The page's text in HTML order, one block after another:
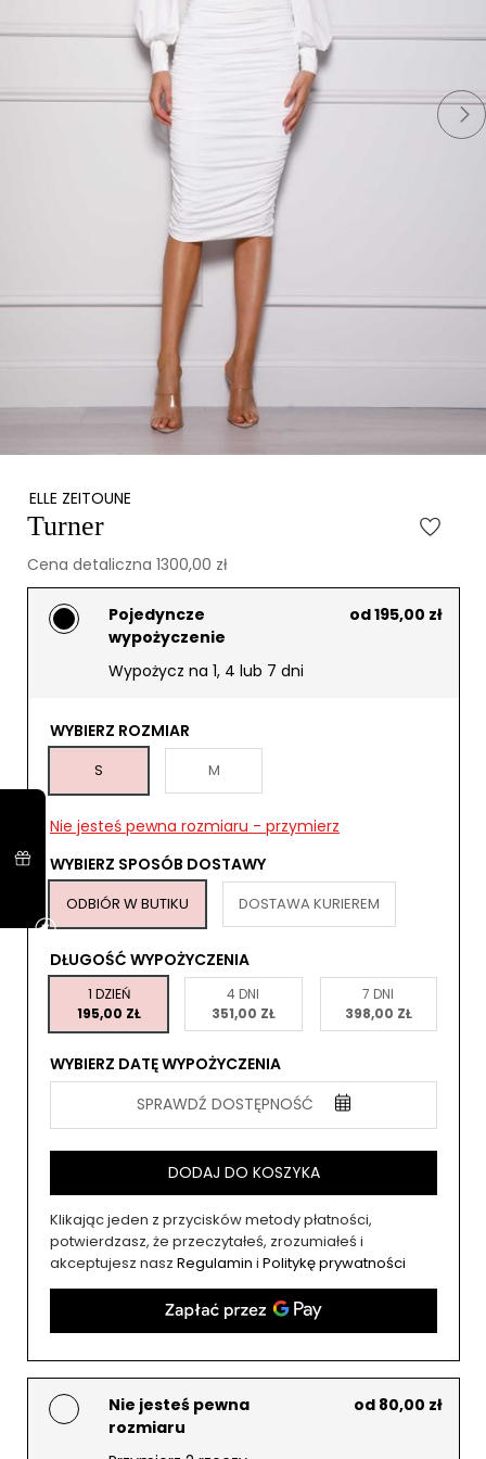
ELLE ZEITOUNE
Turner
Cena detaliczna 1300,00 zł
Pojedyncze
wypożyczenie
od 195,00 zł
Wypożycz na 1, 4 lub 7 dni
WYBIERZ ROZMIAR
S M
Nie jesteś pewna rozmiaru - przymierz
WYBIERZ SPOSÓB DOSTAWY
ODBIÓR W BUTIKU DOSTAWA KURIEREM
DŁUGOŚĆ WYPOŻYCZENIA
1 DZIEŃ
195,00 ZŁ
4 DNI
351,00 ZŁ
7 DNI
398,00 ZŁ
WYBIERZ DATĘ WYPOŻYCZENIA
SPRAWDŹ DOSTĘPNOŚĆ
DODAJ DO KOSZYKA
Klikając jeden z przycisków metody płatności,
potwierdzasz, że przeczytałeś, zrozumiałeś i
akceptujesz nasz Regulamin i Politykę prywatności
Nie jesteś pewna
rozmiaru
od 80,00 zł